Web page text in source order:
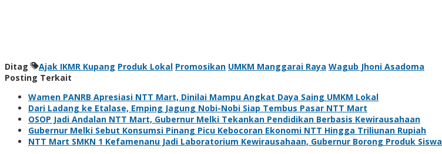
Ditag Ajak IKMR Kupang Produk Lokal Promosikan UMKM Manggarai Raya Wagub Jhoni Asadoma
Posting Terkait
Wamen PANRB Apresiasi NTT Mart, Dinilai Mampu Angkat Daya Saing UMKM Lokal
Dari Ladang ke Etalase, Emping Jagung Nobi-Nobi Siap Tembus Pasar NTT Mart
OSOP Jadi Andalan NTT Mart, Gubernur Melki Tekankan Pendidikan Berbasis Kewirausahaan
Gubernur Melki Sebut Konsumsi Pinang Picu Kebocoran Ekonomi NTT Hingga Triliunan Rupiah
NTT Mart SMKN 1 Kefamenanu Jadi Laboratorium Kewirausahaan, Gubernur Borong Produk Siswa